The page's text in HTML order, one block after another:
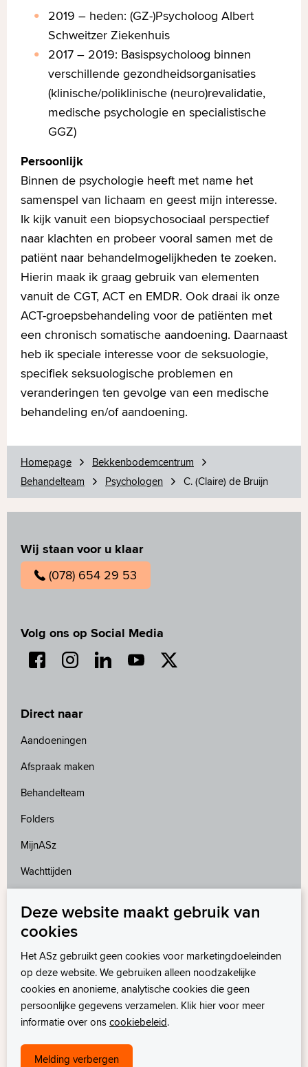
2019 – heden: (GZ-)Psycholoog Albert
Schweitzer Ziekenhuis
2017 – 2019: Basispsycholoog binnen
verschillende gezondheidsorganisaties
(klinische/poliklinische (neuro)revalidatie,
medische psychologie en specialistische
GGZ)
Persoonlijk
Binnen de psychologie heeft met name het
samenspel van lichaam en geest mijn interesse.
Ik kijk vanuit een biopsychosociaal perspectief
naar klachten en probeer vooral samen met de
patiënt naar behandelmogelijkheden te zoeken.
Hierin maak ik graag gebruik van elementen
vanuit de CGT, ACT en EMDR. Ook draai ik onze
ACT-groepsbehandeling voor de patiënten met
een chronisch somatische aandoening. Daarnaast
heb ik speciale interesse voor de seksuologie,
specifiek seksuologische problemen en
veranderingen ten gevolge van een medische
behandeling en/of aandoening.
Homepage
Bekkenbodemcentrum
Behandelteam
Psychologen C. (Claire) de Bruijn
Wij staan voor u klaar
(078) 654 29 53
Volg ons op Social Media
Direct naar
Aandoeningen
Afspraak maken
Behandelteam
Folders
MijnASz
Wachttijden
Meer weten?
Deze website maakt gebruik van
cookies
Het ASz gebruikt geen cookies voor marketingdoeleinden
op deze website. We gebruiken alleen noodzakelijke
cookies en anonieme, analytische cookies die geen
persoonlijke gegevens verzamelen. Klik hier voor meer
informatie over onscookiebeleid.
Melding verbergen